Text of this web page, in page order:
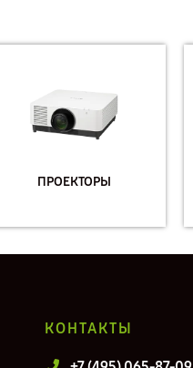
ПРОЕКТОРЫ
КОНТАКТЫ